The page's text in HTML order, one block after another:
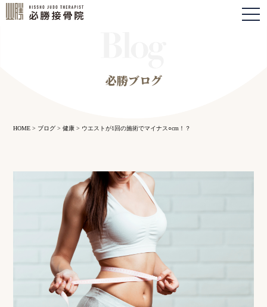
必勝ブログ
HOME > ブログ >健康 > ウエストが1回の施術でマイナス○cm！？